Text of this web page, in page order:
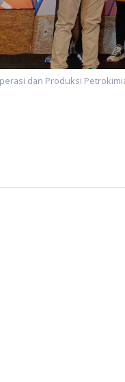
dan Produksi